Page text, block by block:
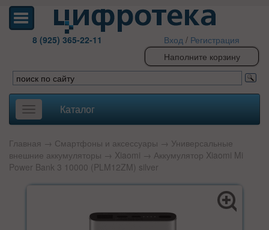
8 (925) 365-22-11 Вход / Регистрация
Наполните корзину
Toggle
navigation
Каталог
Главная → Смартфоны и аксессуары → Универсальные
внешние аккумуляторы → Xiaomi → Аккумулятор Xiaomi Mi
Power Bank 3 10000 (PLM12ZM) silver